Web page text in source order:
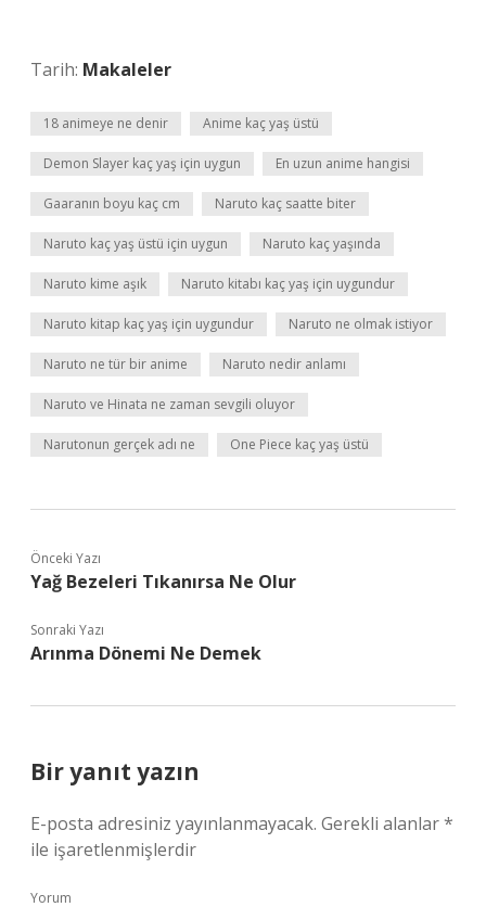
Tarih: Makaleler
18 animeye ne denir Anime kaç yaş üstü
Demon Slayer kaç yaş için uygun En uzun anime hangisi
Gaaranın boyu kaç cm Naruto kaç saatte biter
Naruto kaç yaş üstü için uygun Naruto kaç yaşında
Naruto kime aşık Naruto kitabı kaç yaş için uygundur
Naruto kitap kaç yaş için uygundur Naruto ne olmak istiyor
Naruto ne tür bir anime Naruto nedir anlamı
Naruto ve Hinata ne zaman sevgili oluyor
Narutonun gerçek adı ne One Piece kaç yaş üstü
Önceki Yazı
Yağ Bezeleri Tıkanırsa Ne Olur
Sonraki Yazı
Arınma Dönemi Ne Demek
Bir yanıt yazın
E-posta adresiniz yayınlanmayacak. Gerekli alanlar*
ile işaretlenmişlerdir
Yorum